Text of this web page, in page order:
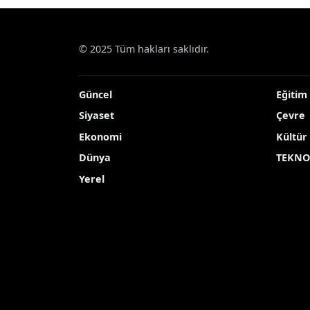
© 2025 Tüm hakları saklıdır.
Güncel
Siyaset
Ekonomi
Dünya
Yerel
Eğitim
Çevre
Kültür